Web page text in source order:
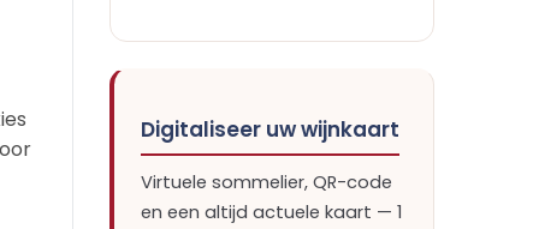
Digitaliseer uw wijnkaart
Virtuele sommelier, QR-code
en een altijd actuele kaart — 1